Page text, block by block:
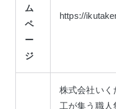
ム
ペ
ー
ジ
https://
株式会社いく
工が集う職人